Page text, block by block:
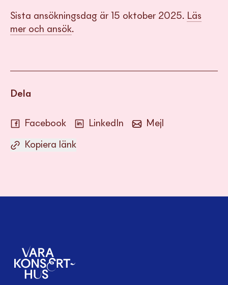
Sista ansökningsdag är 15 oktober 2025. Läs
mer och ansök.
Dela
Facebook LinkedIn Mejl
Kopiera länk